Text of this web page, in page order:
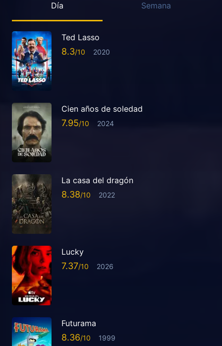
Día Semana
Ted Lasso
8.3 2020
Cien años de soledad
7.95 2024
La casa del dragón
8.38 2022
Lucky
7.37 2026
Futurama
8.36 1999